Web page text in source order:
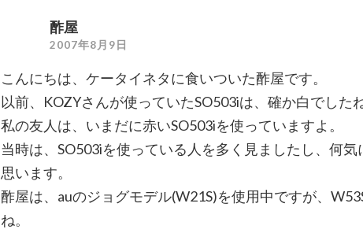
酢屋
2007年8月9日
こんにちは、ケータイネタに食いついた酢屋です。
以前、KOZYさんが使っていたSO503iは、確か白でしたね
私の友人は、いまだに赤いSO503iを使っていますよ。
当時は、SO503iを使っている人を多く見ましたし、何気
思います。
酢屋は、auのジョグモデル(W21S)を使用中ですが、
ね。